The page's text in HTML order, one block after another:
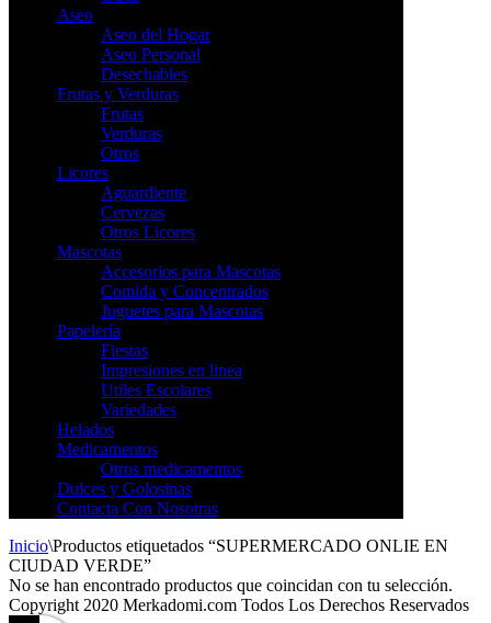
Aseo
Aseo del Hogar
Aseo Personal
Desechables
Frutas y Verduras
Frutas
Verduras
Otros
Licores
Aguardiente
Cervezas
Otros Licores
Mascotas
Accesorios para Mascotas
Comida y Concentrados
Juguetes para Mascotas
Papelería
Fiestas
Impresiones en linea
Utiles Escolares
Variedades
Helados
Medicamentos
Otros medicamentos
Dulces y Golosinas
Contacta Con Nosotras
Inicio\Productos etiquetados “SUPERMERCADO ONLIE EN
CIUDAD VERDE”
No se han encontrado productos que coincidan con tu selección.
Copyright 2020 Merkadomi.com Todos Los Derechos Reservados